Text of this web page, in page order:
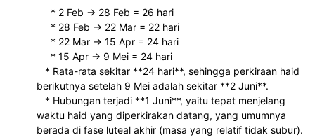
     * 2 Feb → 28 Feb = 26 hari
     * 28 Feb → 22 Mar = 22 hari
     * 22 Mar → 15 Apr = 24 hari
     * 15 Apr → 9 Mei = 24 hari
berikutnya setelah 9 Mei adalah sekitar **2 Juni**.
waktu haid yang diperkirakan datang, yang umumnya
berada di fase luteal akhir (masa yang relatif tidak subur).